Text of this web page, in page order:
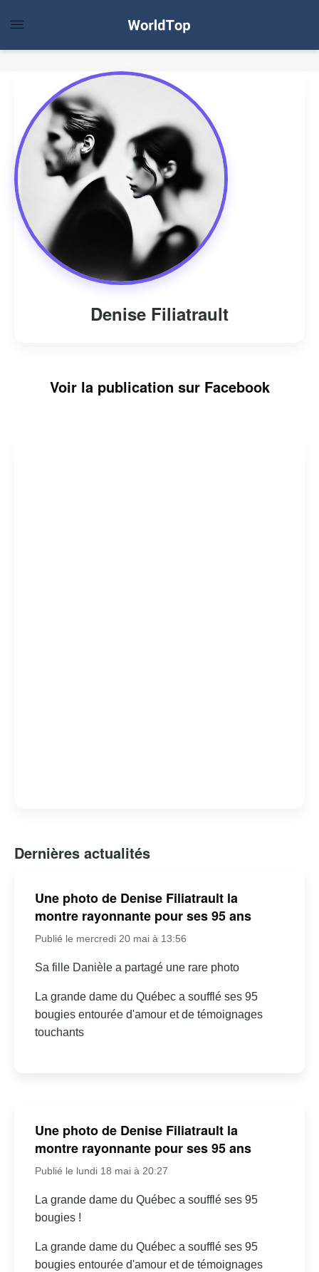
Denise Filiatrault
Voir la publication sur Facebook
Dernières actualités
Une photo de Denise Filiatrault la
montre rayonnante pour ses 95 ans
Publié le mercredi 20 mai à 13:56
Sa fille Danièle a partagé une rare photo
La grande dame du Québec a soufflé ses 95
bougies entourée d'amour et de témoignages
touchants
Une photo de Denise Filiatrault la
montre rayonnante pour ses 95 ans
Publié le lundi 18 mai à 20:27
La grande dame du Québec a soufflé ses 95
bougies !
La grande dame du Québec a soufflé ses 95
bougies entourée d'amour et de témoignages